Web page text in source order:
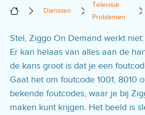
Diensten
Televisie
Problemen
Stel, Ziggo On Demand werkt
Er kan helaas van alles aan de
de kans groot is dat je een
Gaat het om foutcode 1001, 8010
bekende foutcodes, waar je bij
maken kunt krijgen. Het beeld is